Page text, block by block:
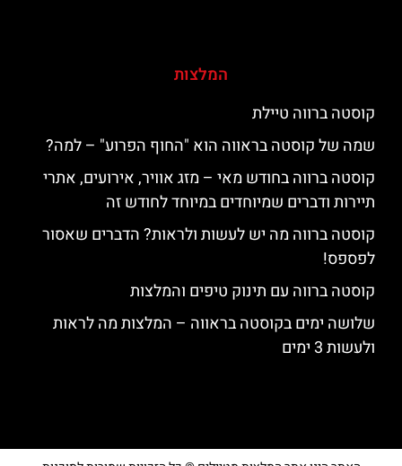
המלצות
קוסטה ברווה טיילת
שמה של קוסטה בראווה הוא "החוף הפרוע" – למה?
קוסטה ברווה בחודש מאי – מזג אוויר, אירועים, אתרי
תיירות ודברים שמיוחדים במיוחד לחודש זה
קוסטה ברווה מה יש לעשות ולראות? הדברים שאסור
לפספס!
קוסטה ברווה עם תינוק טיפים והמלצות
שלושה ימים בקוסטה בראווה – המלצות מה לראות
ולעשות 3 ימים